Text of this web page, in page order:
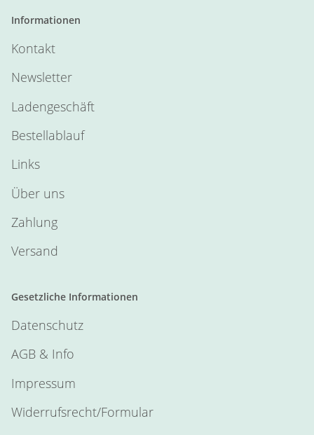
Informationen
Kontakt
Newsletter
Ladengeschäft
Bestellablauf
Links
Über uns
Zahlung
Versand
Gesetzliche Informationen
Datenschutz
AGB & Info
Impressum
Widerrufsrecht/Formular